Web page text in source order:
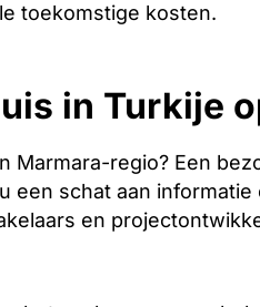
toekomstige kosten.
in Turkije
Marmara-regio? Een
een schat aan
en